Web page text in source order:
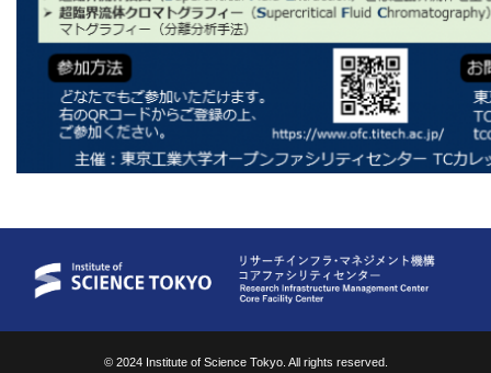
© 2024 Institute of Science Tokyo. All rights reserved.